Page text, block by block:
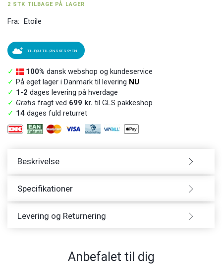
2 STK TILBAGE PÅ LAGER
Fra: Etoile
TILFØJ TIL ØNSKESKYEN
✓ 100% dansk webshop og kundeservice
✓ På eget lager i Danmark til levering NU
✓ 1-2 dages levering på hverdage
✓ Gratis fragt ved 699 kr. til GLS pakkeshop
✓ 14 dages fuld returret
Beskrivelse
Specifikationer
Levering og Returnering
Anbefalet til dig